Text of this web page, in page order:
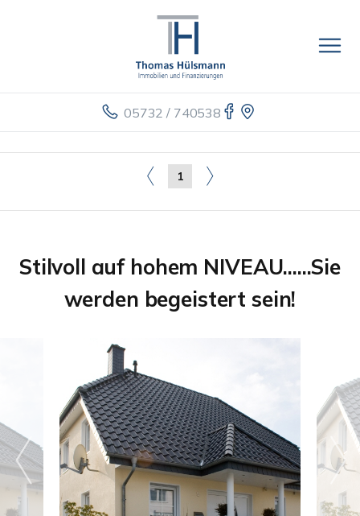
05732 / 740538
1
Stilvoll auf hohem NIVEAU......Sie
werden begeistert sein!